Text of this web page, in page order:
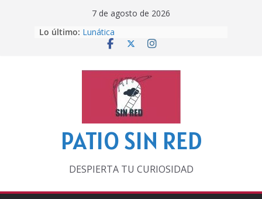
7 de agosto de 2026
Lo último: Lunática
Pero, hasta entonces…
‘La broma infinita’ de recomendar
lecturas veraniegas
Otra del Mundial
PATIO SIN RED
DESPIERTA TU CURIOSIDAD